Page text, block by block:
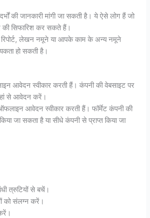
की जानकारी मांगी जा सकती है। ये ऐसे लोग हैं जो
सिफारिश कर सकते हैं।
रिपोर्ट, लेखन नमूने या आपके काम के अन्य नमूने
हो सकती है।
आवेदन स्वीकार करती हैं। कंपनी की वेबसाइट पर
से आवेदन करें।
आवेदन स्वीकार करती हैं। फॉर्मेट कंपनी की
जा सकता है या सीधे कंपनी से प्राप्त किया जा
त्रुटियों से बचें।
को संलग्न करें।